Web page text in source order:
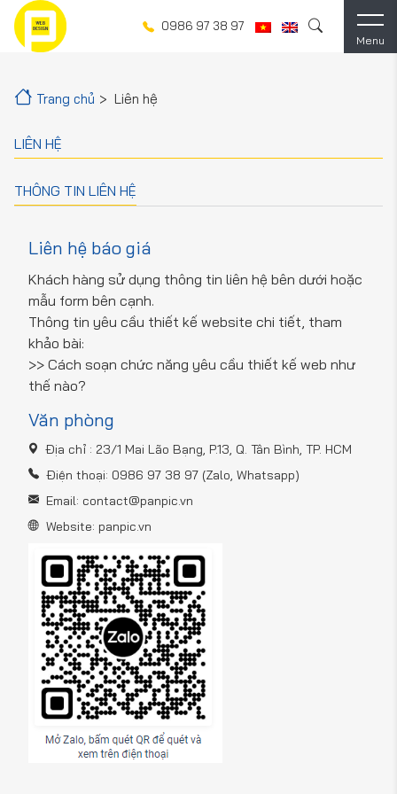
Menu
0986 97 38 97
Trang chủ Liên hệ
LIÊN HỆ
THÔNG TIN LIÊN HỆ
Liên hệ báo giá
Khách hàng sử dụng thông tin liên hệ bên dưới hoặc
mẫu form bên cạnh.
Thông tin yêu cầu thiết kế website chi tiết, tham
khảo bài:
>> Cách soạn chức năng yêu cầu thiết kế web như
thế nào?
Văn phòng
Địa chỉ : 23/1 Mai Lão Bạng, P.13, Q. Tân Bình, TP. HCM
Điện thoại: 0986 97 38 97 (Zalo, Whatsapp)
Email: contact@panpic.vn
Website: panpic.vn